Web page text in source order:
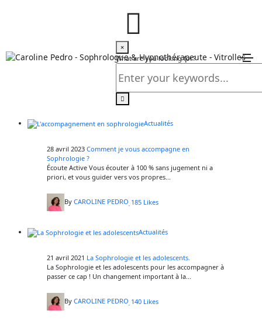
×
What are you looking for?
La Sophrologie
Home
Actualités
La Sophrologie
Actualités
28 avril 2023 Comment je vous accompagne en
Sophrologie ?
Écoute Active Vous écouter à 100 % sans jugement ni a
priori, et vous guider vers vos propres...
By CAROLINE PEDRO 185 Likes
Actualités
21 avril 2021 La Sophrologie et les adolescents.
La Sophrologie et les adolescents pour les accompagner à
passer ce cap ! Un changement important à la...
By CAROLINE PEDRO 140 Likes